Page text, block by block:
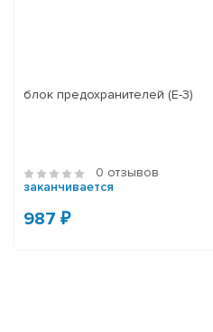
блок предохранителей (Е-3)
0 отзывов
заканчивается
987 ₽